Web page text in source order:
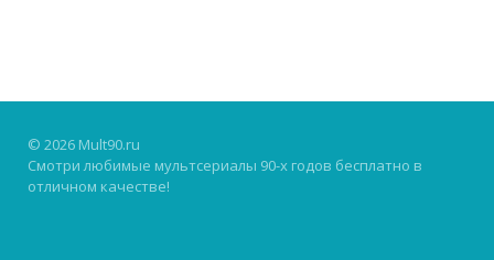
© 2026 Mult90.ru
Смотри любимые мультсериалы 90-х годов бесплатно в
отличном качестве!